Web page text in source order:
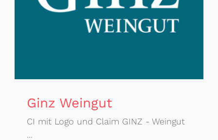
Ginz Weingut
CI mit Logo und Claim GINZ - Weingut
...